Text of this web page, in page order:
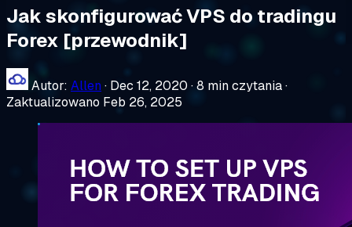
Jak skonfigurować VPS do tradingu
Forex [przewodnik]
Autor: Allen · Dec 12, 2020 ·8 min czytania·
Zaktualizowano Feb 26, 2025